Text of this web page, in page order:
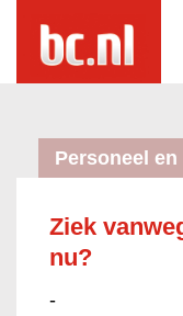
Personeel en
Ziek
nu?
-